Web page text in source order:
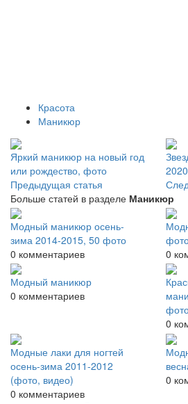
Красота
Маникюр
Яркий маникюр на новый год
или рождество, фото
Предыдущая статья
2020
Больше статей в разделе Маникюр
Модный маникюр осень-
зима 2014-2015, 50 фото
0 комментариев
0
Модный маникюр
0 комментариев
0
Модные лаки для ногтей
осень-зима 2011-2012
(фото, видео)
0 комментариев
0